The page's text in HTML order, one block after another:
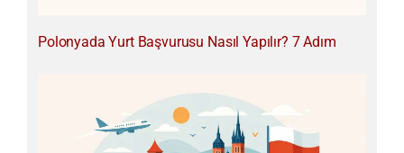
Polonyada Yurt Başvurusu Nasıl Yapılır? 7 Adım